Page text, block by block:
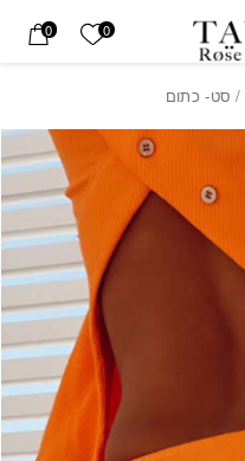
0 הרשימה
0
/ סט- כתום